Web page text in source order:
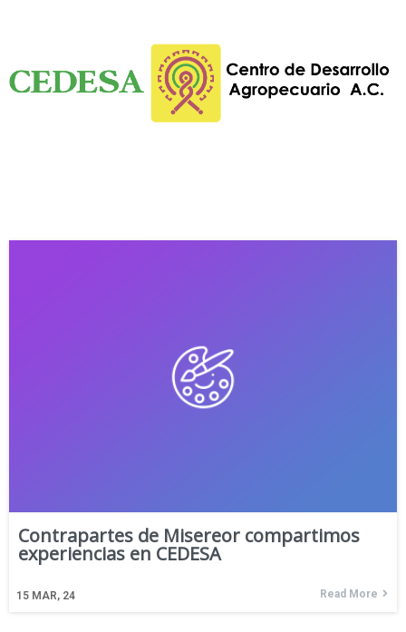
Contrapartes de Misereor compartimos
experiencias en CEDESA
15 MAR, 24 Read More